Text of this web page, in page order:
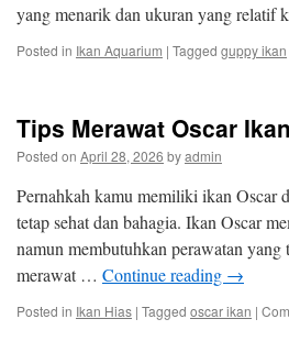
yang menarik dan ukuran yang relatif
Posted in Ikan Aquarium | Tagged guppy ikan
Tips Merawat Oscar
Posted on April 28, 2026 byadmin
Pernahkah kamu memiliki ikan Oscar
tetap sehat dan bahagia. Ikan Oscar
namun membutuhkan perawatan
merawat … Continue reading →
Posted in Ikan Hias | Tagged oscar ikan |